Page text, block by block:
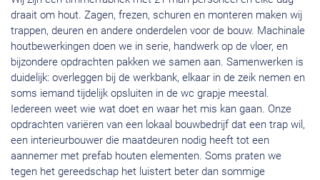
draait om hout. Zagen, frezen, schuren en monteren maken wij
trappen, deuren en andere onderdelen voor de bouw. Machinale
houtbewerkingen doen we in serie, handwerk op de vloer, en
bijzondere opdrachten pakken we samen aan. Samenwerken is
duidelijk: overleggen bij de werkbank, elkaar in de zeik nemen en
soms iemand tijdelijk opsluiten in de wc grapje meestal.
Iedereen weet wie wat doet en waar het mis kan gaan. Onze
opdrachten variëren van een lokaal bouwbedrijf dat een trap wil,
een interieurbouwer die maatdeuren nodig heeft tot een
aannemer met prefab houten elementen. Soms praten we
tegen het gereedschap het luistert beter dan sommige